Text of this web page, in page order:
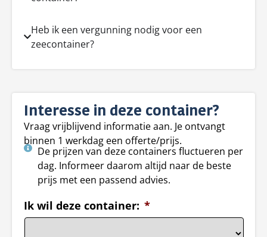
Heb ik een vergunning nodig voor een
zeecontainer?
Interesse in deze container?
Vraag vrijblijvend informatie aan. Je ontvangt
binnen 1 werkdag een offerte/prijs.
De prijzen van deze containers fluctueren per
dag. Informeer daarom altijd naar de beste
prijs met een passend advies.
Ik wil deze container: *